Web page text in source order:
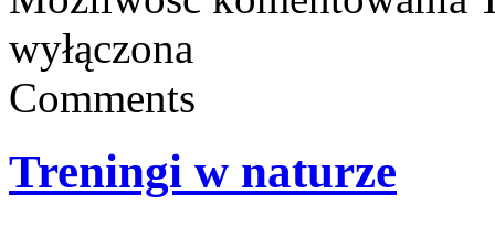
wyłączona
Comments
Treningi w naturze